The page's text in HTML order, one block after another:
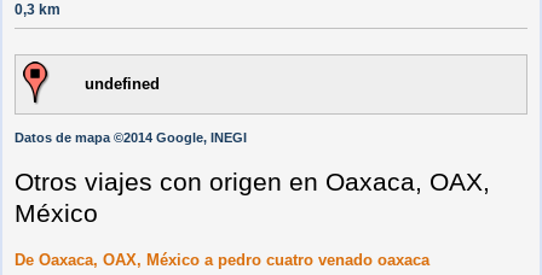
0,3 km
undefined
Datos de mapa ©2014 Google, INEGI
Otros viajes con origen en Oaxaca, OAX,
México
De Oaxaca, OAX, México a pedro cuatro venado oaxaca